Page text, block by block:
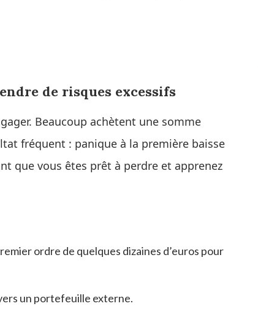
de risques excessifs
Beaucoup achètent une somme
fréquent : panique à la première baisse
que vous êtes prêt à perdre et apprenez
ordre de quelques dizaines d’euros pour
un portefeuille externe.